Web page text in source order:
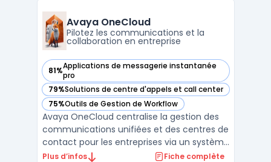
contrôlant le trafic télécom. Les opérateurs
mob ...
Avaya OneCloud
Pilotez les communications et la
collaboration en entreprise
81%Applications de messagerie instantanée
pro
— voir Avaya OneCloud dans cette catégorie
79%Solutions de centre d'appels et call center
— voir Avaya OneCloud dans cette catégorie
75%Outils de Gestion de Workflow
— voir Avaya OneCloud dans cette catégorie
Avaya OneCloud centralise la gestion des
communications unifiées et des centres de
contact pour les entreprises via un système
d’abonnement. Les organisations disposent
Plus d’infos Fiche complète